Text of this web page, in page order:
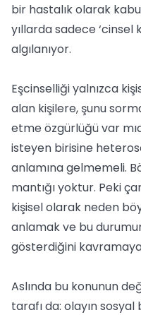
bir hastalık olarak
yıllarda sadece ‘cinsel
algılanıyor.
Eşcinselliği yalnızca
alan kişilere, şunu
etme özgürlüğü var
isteyen birisine
anlamına gelmemeli.
mantığı yoktur. Peki
kişisel olarak neden
anlamak ve bu
gösterdiğini kavramaya
Aslında bu konunun
tarafı da: olayın